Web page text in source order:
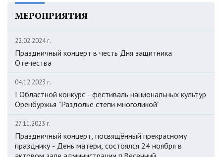
МЕРОПРИЯТИЯ
22.02.2024 г.
Праздничный концерт в честь Дня защитника
Отечества
04.12.2023 г.
I Областной конкурс - фестиваль национальных культур
Оренбуржья "Раздолье степи многоликой"
27.11.2023 г.
Праздничный концерт, посвящённый прекрасному
празднику - День матери, состоялся 24 ноября в